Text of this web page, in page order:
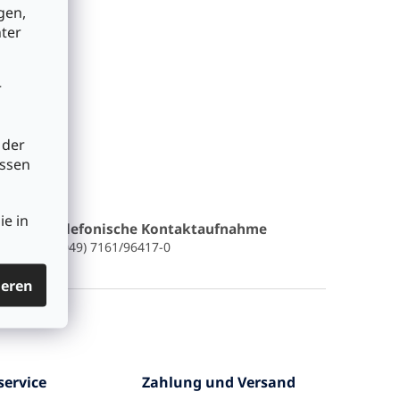
in Telefonische Kontaktaufnahme
(0049) 7161/96417-0
Zahlung und Versand